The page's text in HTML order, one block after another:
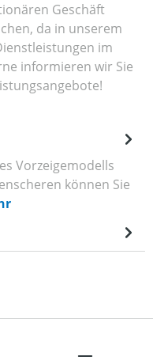
Geschäft
da in unserem
im
informieren wir Sie
Vorzeigemodells
können Sie